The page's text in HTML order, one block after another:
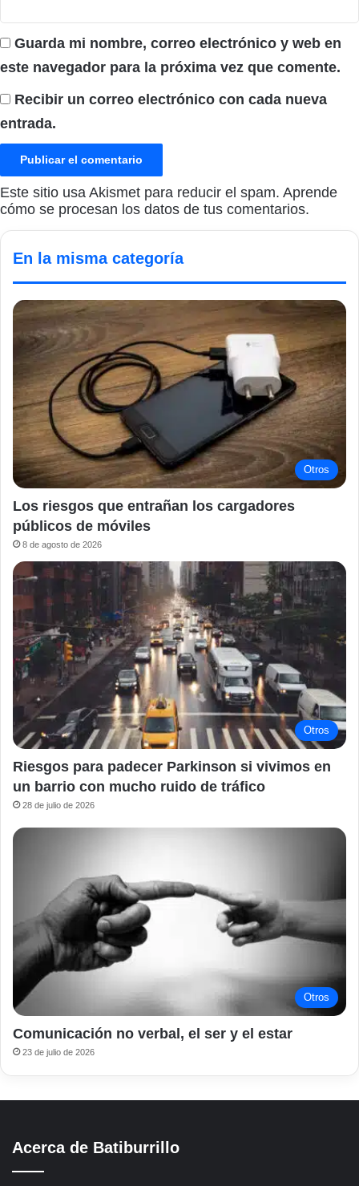
Guarda mi nombre, correo electrónico y web en
este navegador para la próxima vez que comente.
Recibir un correo electrónico con cada nueva
entrada.
Este sitio usa Akismet para reducir el spam. Aprende
cómo se procesan los datos de tus comentarios.
En la misma categoría
Otros
Los riesgos que entrañan los cargadores
públicos de móviles
8 de agosto de 2026
Otros
Riesgos para padecer Parkinson si vivimos en
un barrio con mucho ruido de tráfico
28 de julio de 2026
Otros
Comunicación no verbal, el ser y el estar
23 de julio de 2026
Acerca de Batiburrillo